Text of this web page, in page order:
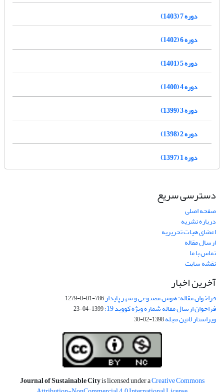
دوره 7 (1403)
دوره 6 (1402)
دوره 5 (1401)
دوره 4 (1400)
دوره 3 (1399)
دوره 2 (1398)
دوره 1 (1397)
دسترسی سریع
صفحه اصلی
درباره نشریه
اعضای هیات تحریریه
ارسال مقاله
تماس با ما
نقشه سایت
آخرین اخبار
فراخوان مقاله: هوش مصنوعی و شهر پایدار786-01-0-1279
فراخوان ارسال مقاله شماره ویژه کووید 19: 1399-04-23
ویراستار لاتین مجله1398-02-30
Journal of Sustainable Cityis licensed under aCreative Commons